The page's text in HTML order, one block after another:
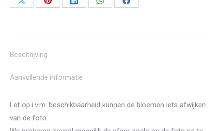
Share
Share
Share
Share
Share
Beschrijving
Aanvullende informatie
Let op i.v.m. beschikbaarheid kunnen de bloemen iets afwijken
van de foto.